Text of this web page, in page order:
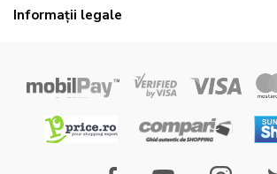
Informații legale